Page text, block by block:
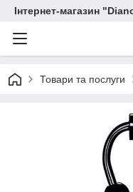
Інтернет-магазин
Товари та послуги